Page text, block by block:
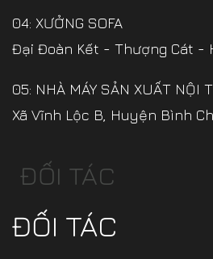
04: XƯỞNG SOFA
Đại Đoàn Kết - Thượng Cát -
05: NHÀ MÁY SẢN XUẤT NỘI
Xã Vĩnh Lộc B, Huyện Bình
ĐỐI TÁC
ĐỐI TÁC